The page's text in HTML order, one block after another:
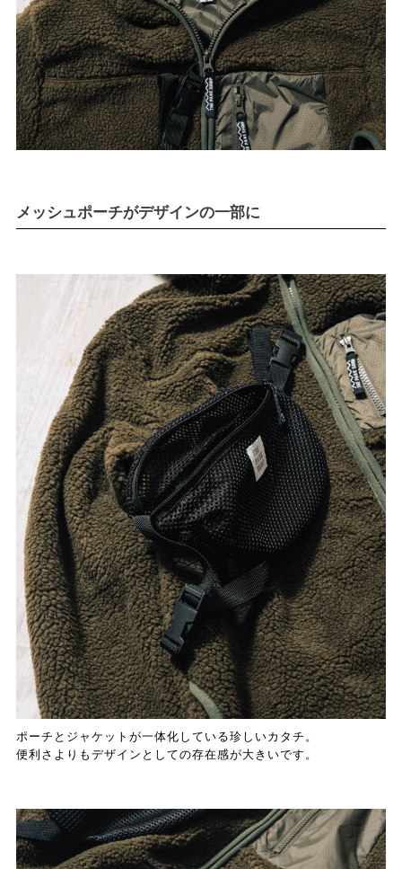
メッシュポーチがデザインの一部に
ポーチとジャケットが一体化している珍しいカタチ。
便利さよりもデザインとしての存在感が大きいです。